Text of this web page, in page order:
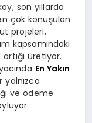
son yıllarda
çok konuşulan
projeleri,
kapsamındaki
üretiyor.
En Yakın
yalnızca
ve ödeme